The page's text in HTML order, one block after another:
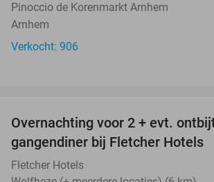
Pinoccio de Korenmarkt Arnhem
Arnhem
Verkocht: 906
Overnachting voor 2 + evt.
gangendiner bij Fletcher Hotels
Fletcher Hotels